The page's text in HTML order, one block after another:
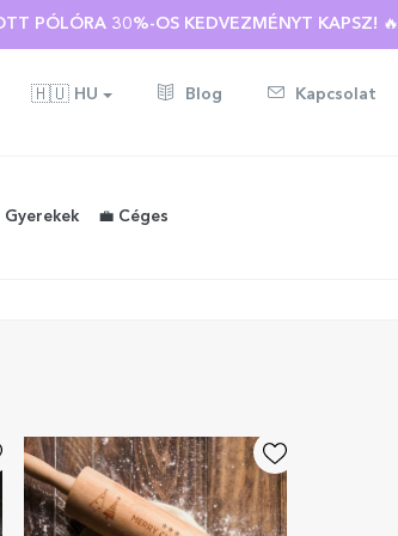
PÓLÓRA 30%-OS KEDVEZMÉNYT KAPSZ! 🔥
🇭🇺 HU Blog Kapcsolat
Gyerekek 💼 Céges